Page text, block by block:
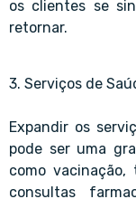
os clientes se
retornar.
3. Serviços de
Expandir os
pode ser uma
como vacinação,
consultas